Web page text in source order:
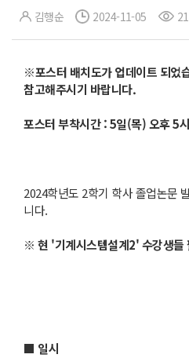
김행순 2024-11-05
※포스터 배치도가 업데이트 되었
참고해주시기 바랍니다.
포스터 부착시간: 5일(목)오후5시
2024학년도 2학기 학사 졸업논문
니다.
※ 현 '기계시스템설계2'수강생들
■ 일시